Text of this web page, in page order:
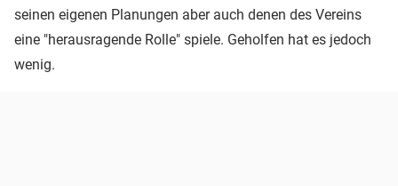
seinen eigenen Planungen aber auch denen des Vereins
eine "herausragende Rolle" spiele. Geholfen hat es jedoch
wenig.